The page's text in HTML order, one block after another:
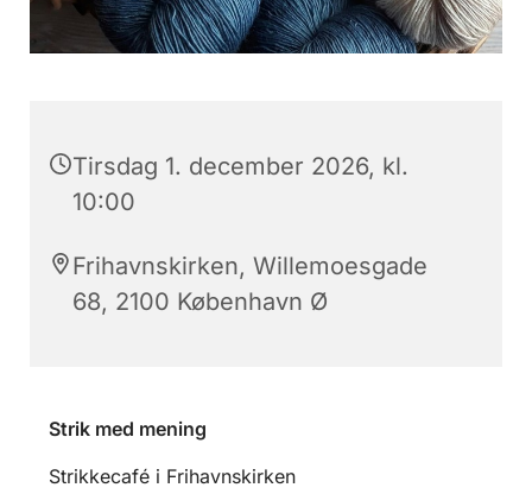
Tirsdag 1. december 2026, kl.
10:00
Frihavnskirken, Willemoesgade
68, 2100 København Ø
Strik med mening
Strikkecafé i Frihavnskirken